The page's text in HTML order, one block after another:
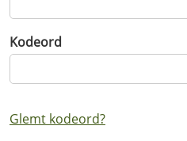
Kodeord
Glemt kodeord?